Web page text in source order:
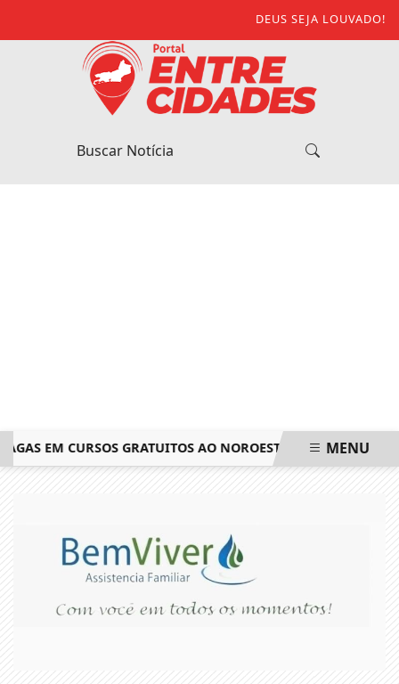
DEUS SEJA LOUVADO!
EM CURSOS GRATUITOS AO NOROESTE FLUMINENSEMENU